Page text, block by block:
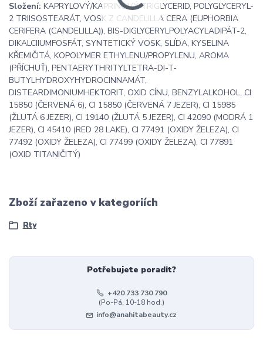
Složení: KAPRYLOVÝ/KAPRINOVÝ TRIGLYCERID, POLYGLYCERYL-
2 TRIISOSTEARÁT, VOSK Z CANDELILLA CERA (EUPHORBIA
CERIFERA (CANDELILLA)), BIS-DIGLYCERYLPOLYACYLADIPÁT-2,
DIKALCIIUMFOSFÁT, SYNTETICKÝ VOSK, SLÍDA, KYSELINA
KŘEMIČITÁ, KOPOLYMER ETHYLENU/PROPYLENU, AROMA
(PŘÍCHUŤ), PENTAERYTHRITYLTETRA-DI-T-
BUTYLHYDROXYHYDROCINNAMÁT,
DISTEARDIMONIUMHEKTORIT, OXID CÍNU, BENZYLALKOHOL, CI
15850 (ČERVENÁ 6), CI 15850 (ČERVENÁ 7 JEZER), CI 15985
(ŽLUTÁ 6 JEZER), CI 19140 (ŽLUTÁ 5 JEZER), CI 42090 (MODRÁ 1
JEZER), CI 45410 (RED 28 LAKE), CI 77491 (OXIDY ŽELEZA), CI
77492 (OXIDY ŽELEZA), CI 77499 (OXIDY ŽELEZA), CI 77891
(OXID TITANIČITÝ)
Zboží zařazeno v kategoriích
Rty
Potřebujete poradit?
+420 733 730 790
(Po-Pá, 10-18 hod.)
info@anahitabeauty.cz